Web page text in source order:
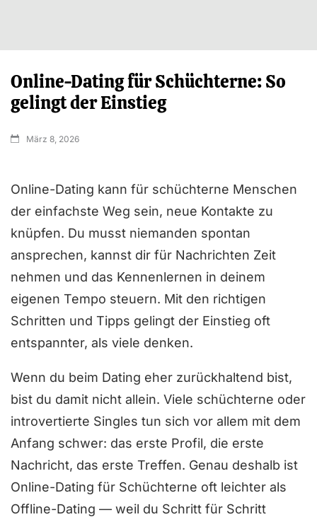
Online-Dating für Schüchterne: So
gelingt der Einstieg
März 8, 2026
Online-Dating kann für schüchterne Menschen
der einfachste Weg sein, neue Kontakte zu
knüpfen. Du musst niemanden spontan
ansprechen, kannst dir für Nachrichten Zeit
nehmen und das Kennenlernen in deinem
eigenen Tempo steuern. Mit den richtigen
Schritten und Tipps gelingt der Einstieg oft
entspannter, als viele denken.
Wenn du beim Dating eher zurückhaltend bist,
bist du damit nicht allein. Viele schüchterne oder
introvertierte Singles tun sich vor allem mit dem
Anfang schwer: das erste Profil, die erste
Nachricht, das erste Treffen. Genau deshalb ist
Online-Dating für Schüchterne oft leichter als
Offline-Dating — weil du Schritt für Schritt